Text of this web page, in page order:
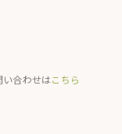
合わせはこちら